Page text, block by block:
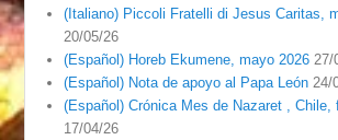
(Italiano) Piccoli Fratelli di Jesus Caritas,
20/05/26
(Español) Horeb Ekumene, mayo 2026 27/
(Español) Nota de apoyo al Papa León 24/
(Español) Crónica Mes de Nazaret , Chile,
17/04/26